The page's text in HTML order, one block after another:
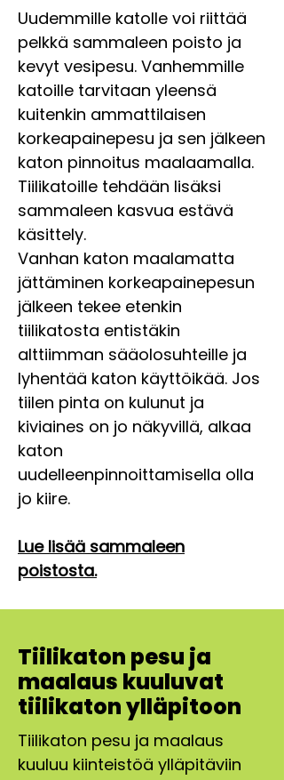
Uudemmille katolle voi riittää
pelkkä sammaleen poisto ja
kevyt vesipesu. Vanhemmille
katoille tarvitaan yleensä
kuitenkin ammattilaisen
korkeapainepesu ja sen jälkeen
katon pinnoitus maalaamalla.
Tiilikatoille tehdään lisäksi
sammaleen kasvua estävä
käsittely.
Vanhan katon maalamatta
jättäminen korkeapainepesun
jälkeen tekee etenkin
tiilikatosta entistäkin
alttiimman sääolosuhteille ja
lyhentää katon käyttöikää. Jos
tiilen pinta on kulunut ja
kiviaines on jo näkyvillä, alkaa
katon
uudelleenpinnoittamisella olla
jo kiire.
Lue lisää sammaleen
poistosta.
Tiilikaton pesu ja
maalaus kuuluvat
tiilikaton ylläpitoon
Tiilikaton pesu ja maalaus
kuuluu kiinteistöä ylläpitäviin